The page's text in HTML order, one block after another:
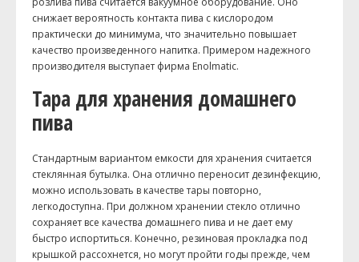
снижает вероятность контакта пива с кислородом
практически до минимума, что значительно повышает
качество произведенного напитка. Примером надежного
производителя выступает фирма Enolmatic.
Тара для хранения домашнего
пива
Стандартным вариантом емкости для хранения считается
стеклянная бутылка. Она отлично переносит дезинфекцию,
можно использовать в качестве тары повторно,
легкодоступна. При должном хранении стекло отлично
сохраняет все качества домашнего пива и не дает ему
быстро испортиться. Конечно, резиновая прокладка под
крышкой рассохнется, но могут пройти годы прежде, чем